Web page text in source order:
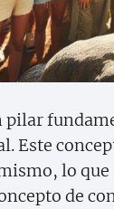
pilar
Este
lo
de